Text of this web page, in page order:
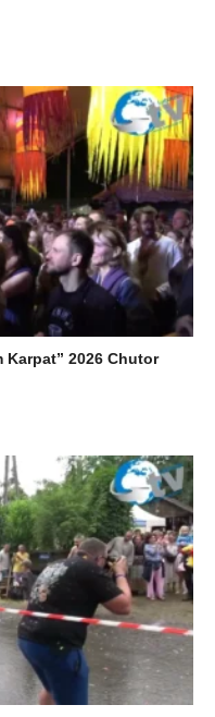
Karpat” 2026 Chutor